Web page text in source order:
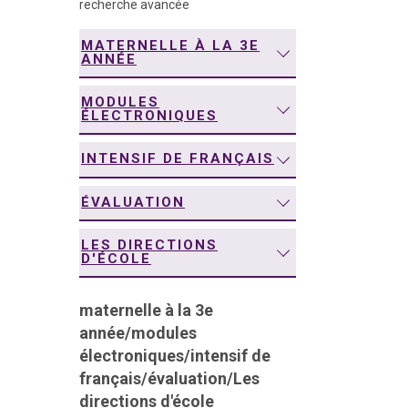
recherche avancée
MATERNELLE À LA 3E
ANNÉE
MODULES
ÉLECTRONIQUES
INTENSIF DE FRANÇAIS
ÉVALUATION
LES DIRECTIONS
D'ÉCOLE
maternelle à la 3e
année/modules
électroniques/intensif de
français/évaluation/Les
directions d'école